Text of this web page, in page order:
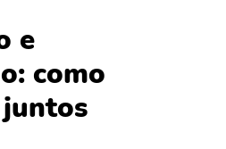
e
como